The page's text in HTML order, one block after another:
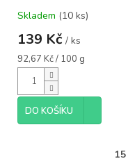
Skladem (10 ks)
139 Kč / ks
Měrná
cena:
92,67 Kč / 100 g
DO KOŠÍKU
15